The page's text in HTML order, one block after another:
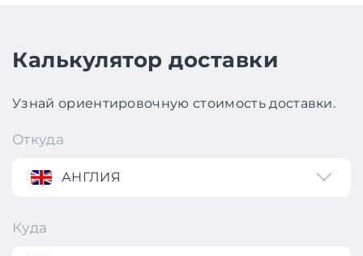
Калькулятор доставки
Узнай ориентировочную стоимость доставки.
Откуда
АНГЛИЯ
Куда